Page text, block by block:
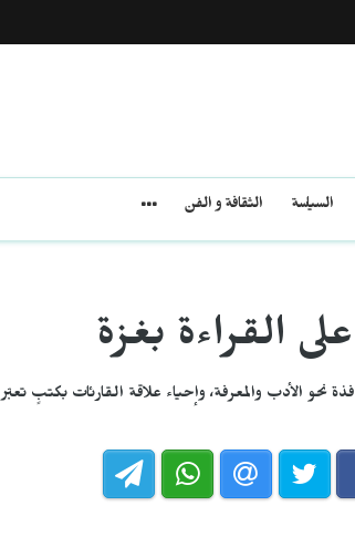
السياسة الثقافة و الفن
القراءة بغزة
نحو الأدب والمعرفة، وإحياء علاقة القارئات بكتبٍ تعبّر